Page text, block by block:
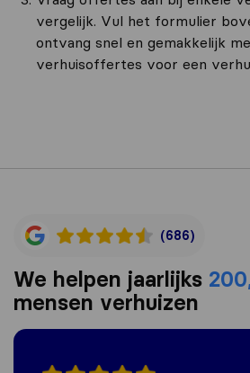
vergelijk. Vul het formulier
ontvang snel en gemakkelijk
verhuisoffertes voor een
(686)
We helpen jaarlijks
mensen verhuizen